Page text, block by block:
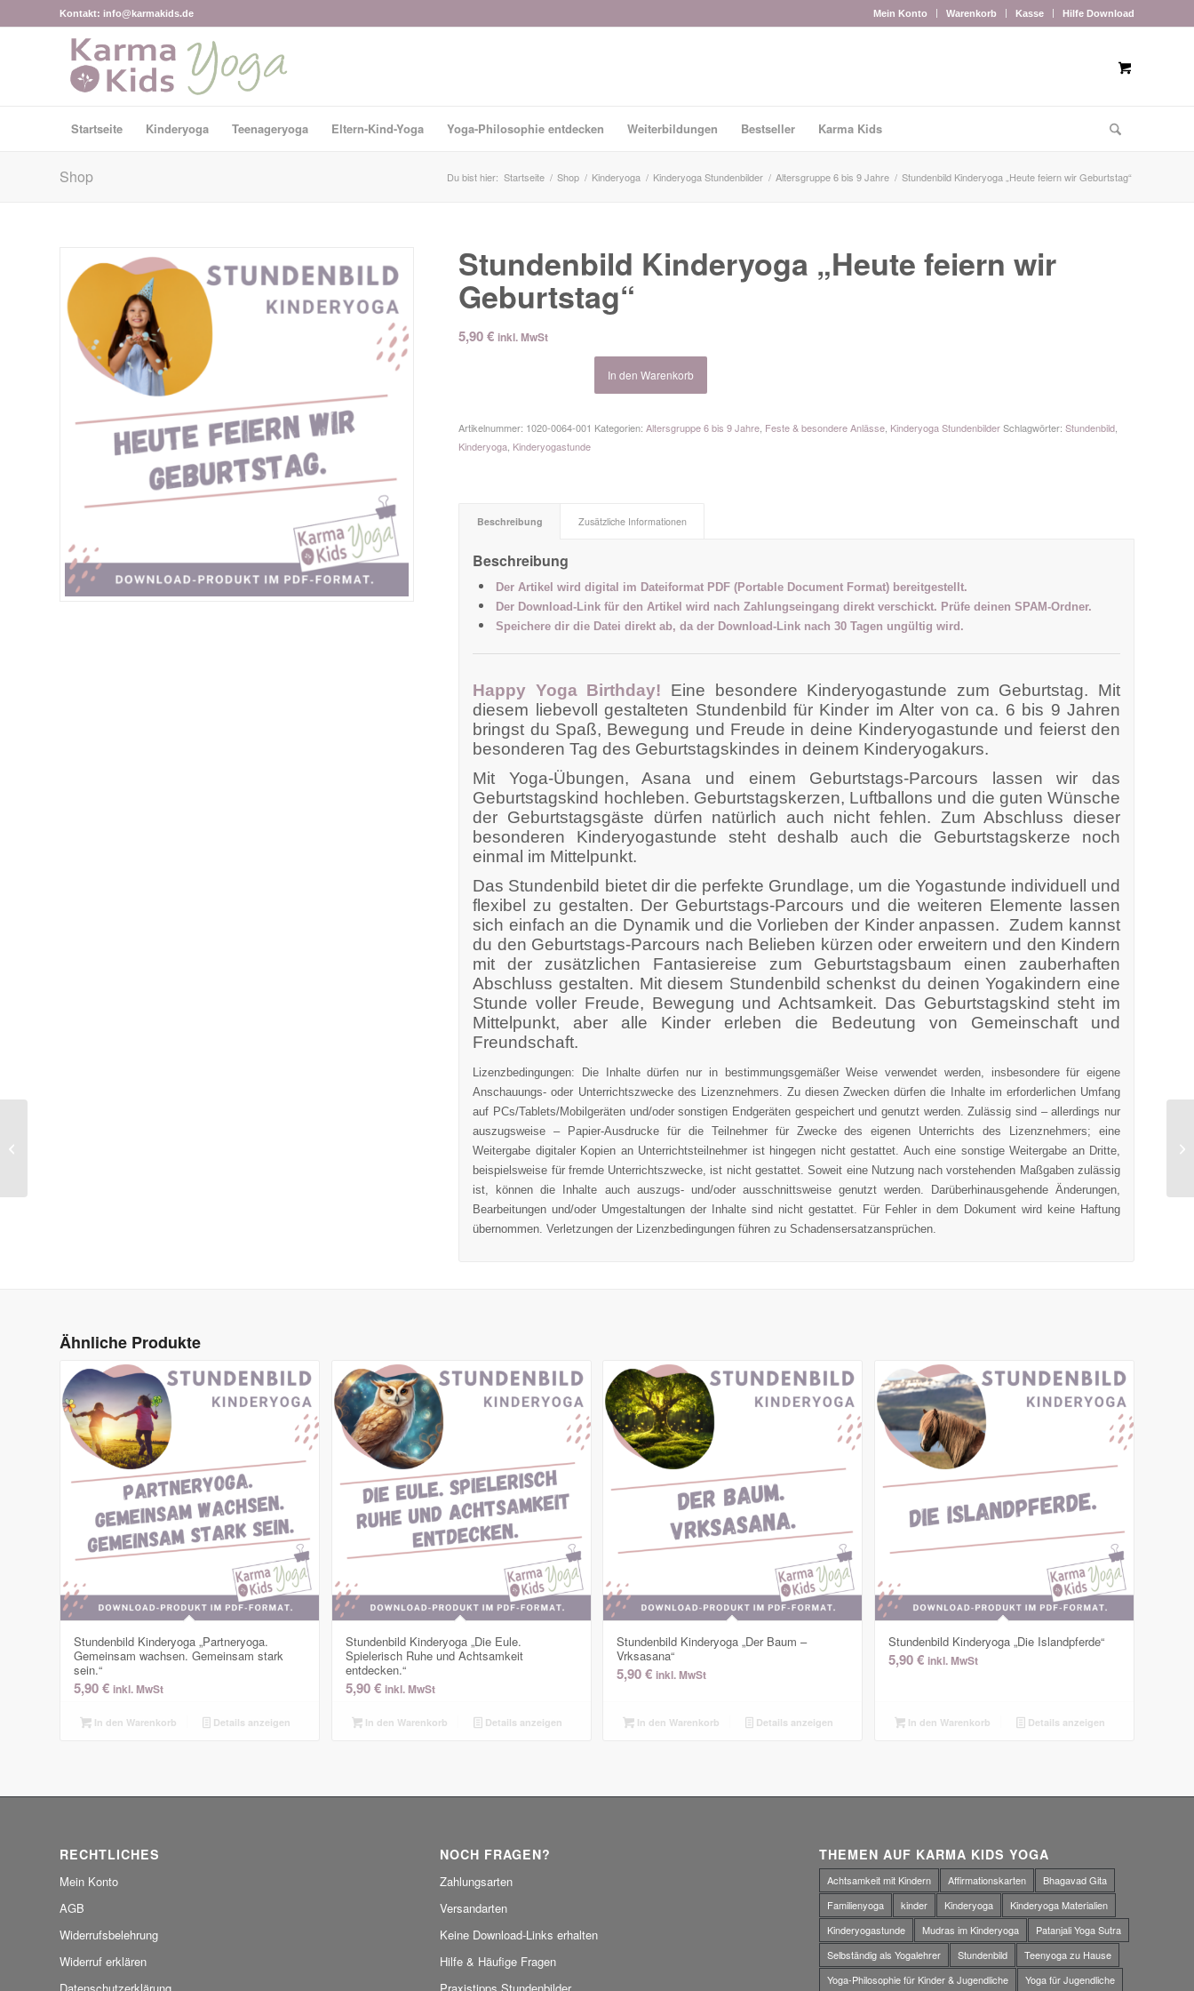
Mein Konto Warenkorb Kasse Hilfe Download
Kontakt: info@karmakids.de
Startseite Kinderyoga Teenageryoga Eltern-Kind-Yoga Yoga-Philosophie entdecken Weiterbildungen Bestseller Karma Kids
Shop Du bist hier: Startseite / Shop / Kinderyoga / Kinderyoga Stundenbilder / Altersgruppe 6 bis 9 Jahre / Stundenbild Kinderyoga „Heute feiern wir Geburtstag“
Stundenbild Kinderyoga „Heute feiern wir
Geburtstag“
5,90€ inkl. MwSt
In den Warenkorb
Artikelnummer: 1020-0064-001 Kategorien:Altersgruppe 6 bis 9 Jahre Feste & besondere Anlässe Kinderyoga Stundenbilder Schlagwörter:Stundenbild
Kinderyoga Kinderyogastunde
Beschreibung Zusätzliche Informationen
Beschreibung
Der Artikel wird digital im Dateiformat PDF (Portable Document Format) bereitgestellt.
Der Download-Link für den Artikel wird nach Zahlungseingang direkt verschickt. Prüfe deinen SPAM-Ordner.
Speichere dir die Datei direkt ab, da der Download-Link nach 30 Tagen ungültig wird.
Happy Yoga Birthday! Eine besondere Kinderyogastunde zum Geburtstag. Mit
diesem liebevoll gestalteten Stundenbild für Kinder im Alter von ca. 6 bis 9 Jahren
bringst du Spaß, Bewegung und Freude in deine Kinderyogastunde und feierst den
besonderen Tag des Geburtstagskindes in deinem Kinderyogakurs.
Mit Yoga-Übungen, Asana und einem Geburtstags-Parcours lassen wir das
Geburtstagskind hochleben. Geburtstagskerzen, Luftballons und die guten Wünsche
der Geburtstagsgäste dürfen natürlich auch nicht fehlen. Zum Abschluss dieser
besonderen Kinderyogastunde steht deshalb auch die Geburtstagskerze noch
einmal im Mittelpunkt.
Das Stundenbild bietet dir die perfekte Grundlage, um die Yogastunde individuell und
flexibel zu gestalten. Der Geburtstags-Parcours und die weiteren Elemente lassen
sich einfach an die Dynamik und die Vorlieben der Kinder anpassen. Zudem kannst
du den Geburtstags-Parcours nach Belieben kürzen oder erweitern und den Kindern
mit der zusätzlichen Fantasiereise zum Geburtstagsbaum einen zauberhaften
Abschluss gestalten. Mit diesem Stundenbild schenkst du deinen Yogakindern eine
Stunde voller Freude, Bewegung und Achtsamkeit. Das Geburtstagskind steht im
Mittelpunkt, aber alle Kinder erleben die Bedeutung von Gemeinschaft und
Freundschaft.
Lizenzbedingungen: Die Inhalte dürfen nur in bestimmungsgemäßer Weise verwendet werden, insbesondere für eigene
Anschauungs- oder Unterrichtszwecke des Lizenznehmers. Zu diesen Zwecken dürfen die Inhalte im erforderlichen Umfang
auf PCs/Tablets/Mobilgeräten und/oder sonstigen Endgeräten gespeichert und genutzt werden. Zulässig sind – allerdings nur
auszugsweise – Papier-Ausdrucke für die Teilnehmer für Zwecke des eigenen Unterrichts des Lizenznehmers; eine
Weitergabe digitaler Kopien an Unterrichtsteilnehmer ist hingegen nicht gestattet. Auch eine sonstige Weitergabe an Dritte,
beispielsweise für fremde Unterrichtszwecke, ist nicht gestattet. Soweit eine Nutzung nach vorstehenden Maßgaben zulässig
ist, können die Inhalte auch auszugs- und/oder ausschnittsweise genutzt werden. Darüberhinausgehende Änderungen,
Bearbeitungen und/oder Umgestaltungen der Inhalte sind nicht gestattet. Für Fehler in dem Dokument wird keine Haftung
übernommen. Verletzungen der Lizenzbedingungen führen zu Schadensersatzansprüchen.
Ähnliche Produkte
Stundenbild Kinderyoga „Partneryoga.
Gemeinsam wachsen. Gemeinsam stark
sein.“
5,90€ inkl. MwSt
In den Warenkorb Details anzeigen
Stundenbild Kinderyoga „Die Eule.
Spielerisch Ruhe und Achtsamkeit
entdecken.“
5,90€ inkl. MwSt
In den Warenkorb Details anzeigen
Stundenbild Kinderyoga „Der Baum –
Vrksasana“
5,90€ inkl. MwSt
In den Warenkorb Details anzeigen
Stundenbild Kinderyoga „Die Islandpferde“
5,90€ inkl. MwSt
In den Warenkorb Details anzeigen
RECHTLICHES
Mein Konto
AGB
Widerrufsbelehrung
Widerruf erklären
NOCH FRAGEN?
Zahlungsarten
Versandarten
Keine Download-Links erhalten
Hilfe & Häufige Fragen
THEMEN AUF KARMA KIDS YOGA
Achtsamkeit mit Kindern Affirmationskarten
Bhagavad Gita
Familienyoga
kinder Kinderyoga
Kinderyoga Materialien
Kinderyogastunde
Mudras im Kinderyoga
Patanjali Yoga Sutra
Selbständig als Yogalehrer
Stundenbild
Teenyoga zu Hause
Yoga-Philosophie für Kinder & Jugendliche
Yoga für Jugendliche